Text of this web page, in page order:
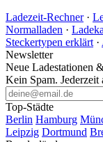
Ladezeit-Rechner ·
Normalladen ·
Steckertypen erklärt ·
Newsletter
Neue Ladestationen
Kein Spam. Jederzeit
Top-Städte
Berlin Hamburg
Leipzig Dortmund